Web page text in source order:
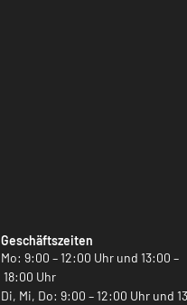
Geschäftszeiten
Mo: 9:00 – 12:00 Uhr und 13:00 –
18:00 Uhr
Di, Mi, Do: 9:00 – 12:00 Uhr und